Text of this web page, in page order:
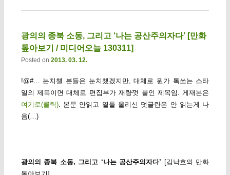
광의의 종북 소동, 그리고 ‘나는 공산주의자다’ [만화
톺아보기 / 미디어오늘 130311]
Posted on 2013. 03. 12.
!@#… 눈치챌 분들은 눈치챘겠지만, 대체로 뭔가 톡쏘는 스타
일의 제목이면 대체로 편집부가 재량껏 붙인 제목임. 게재본은
여기로(클릭). 본문 안읽고 열들 올리신 덧글란은 안 읽는게 나
음(…)
광의의 종북 소동, 그리고 ‘나는 공산주의자다’ [김낙호의 만화